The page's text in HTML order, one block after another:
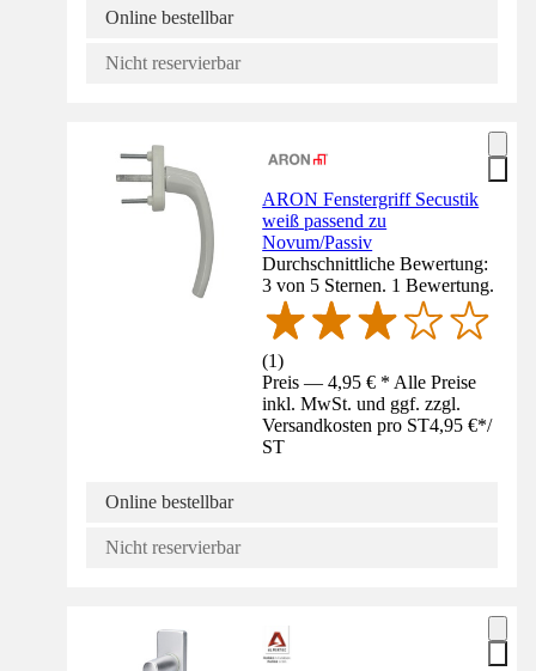
Online bestellbar
Nicht reservierbar
ARON Fenstergriff Secustik
weiß passend zu
Novum/Passiv
Durchschnittliche Bewertung:
3 von 5 Sternen. 1 Bewertung.
(1)
Preis — 4,95 € * Alle Preise
inkl. MwSt. und ggf. zzgl.
Versandkosten pro ST4,95 €*/
ST
Online bestellbar
Nicht reservierbar